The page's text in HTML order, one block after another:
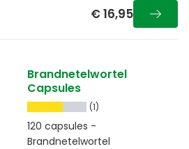
€ 16,95
Brandnetelwortel
Capsules
(1)
120 capsules -
Brandnetelwortel